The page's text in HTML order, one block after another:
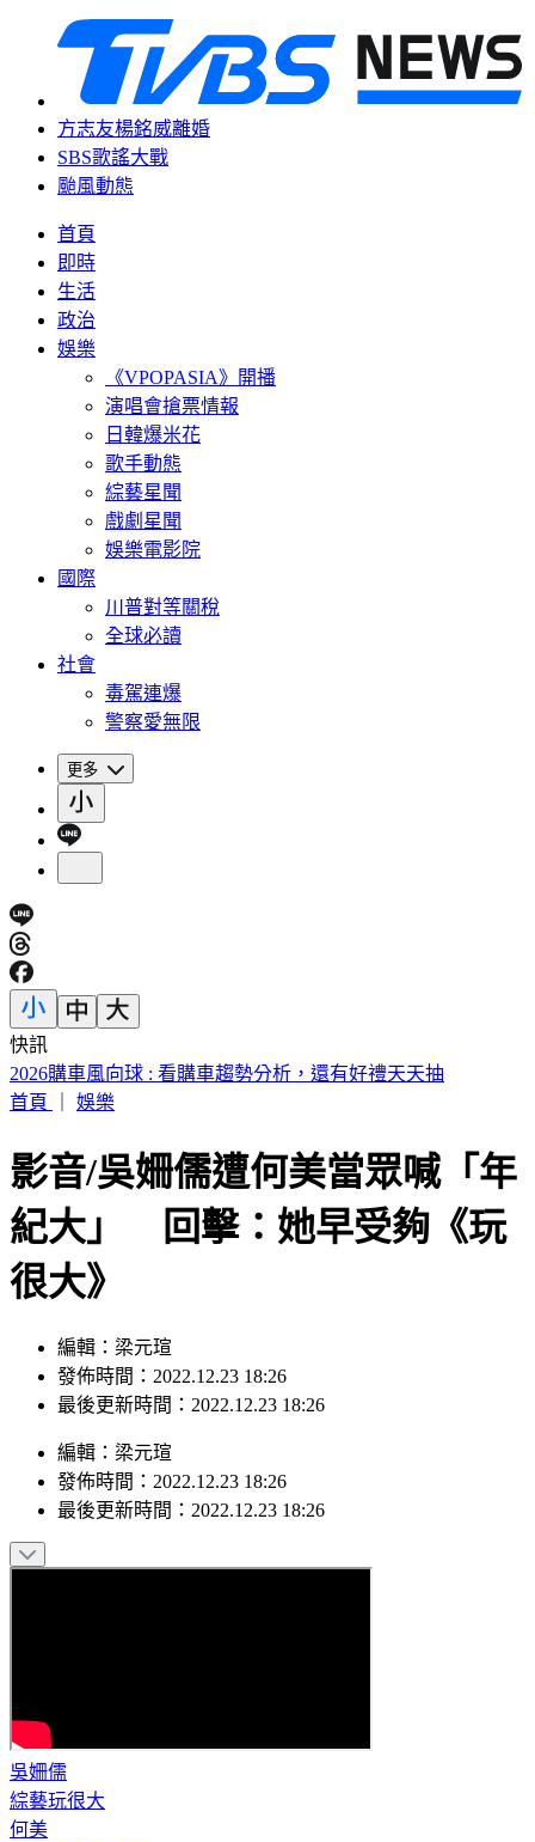
方志友楊銘威離婚
SBS歌謠大戰
颱風動態
首頁
即時
生活
政治
娛樂
《VPOPASIA》開播
演唱會搶票情報
日韓爆米花
歌手動態
綜藝星聞
戲劇星聞
娛樂電影院
國際
川普對等關稅
全球必讀
社會
毒駕連爆
警察愛無限
更多
快訊
星巴克買一送一！MOLLY聯名搶先開賣
首頁
娛樂
影音/吳姍儒遭何美當眾喊「年
紀大」 回擊：她早受夠《玩
很大》
編輯：梁元瑄
發佈時間：2022.12.23 18:26
最後更新時間：2022.12.23 18:26
編輯 ： 梁元瑄
發佈時間： 2022.12.23 18:26
最後更新時間： 2022.12.23 18:26
吳姍儒
綜藝玩很大
何美